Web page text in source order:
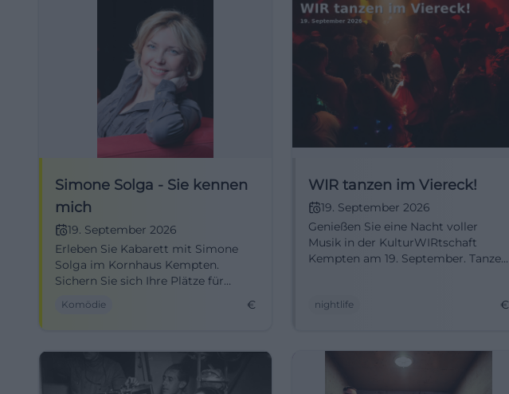
Simone Solga - Sie kennen
mich
19. September 2026
Erleben Sie Kabarett mit Simone
Solga im Kornhaus Kempten.
Sichern Sie sich Ihre Plätze für
Komödie €
WIR tanzen im Viereck!
19. September 2026
Genießen Sie eine Nacht voller
Musik in der KulturWIRtschaft
Kempten am 19. September. Tanzen
nightlife €